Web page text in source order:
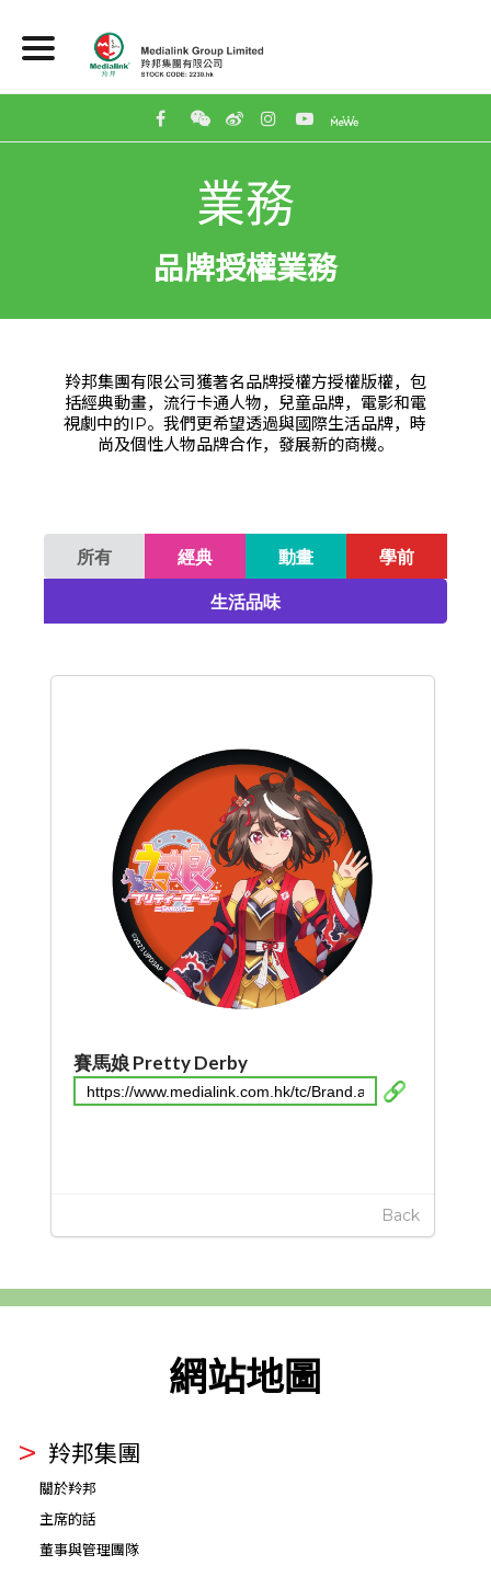
業務
品牌授權業務
羚邦集團有限公司獲著名品牌授權方授權版權，包
括經典動畫，流行卡通人物，兒童品牌，電影和電
視劇中的IP。我們更希望透過與國際生活品牌，時
尚及個性人物品牌合作，發展新的商機。
所有 經典 動畫 學前
生活品味
賽馬娘 Pretty Derby
Back
網站地圖
羚邦集團
關於羚邦
主席的話
董事與管理團隊